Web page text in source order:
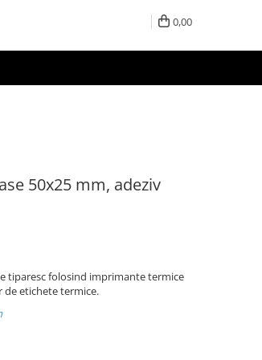
0,00
50x25 mm, adeziv
tiparesc folosind imprimante termice
etichete termice.